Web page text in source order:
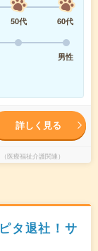
50代
60代
男性
詳しく見る
療福祉介護関連）
タ退社！サ